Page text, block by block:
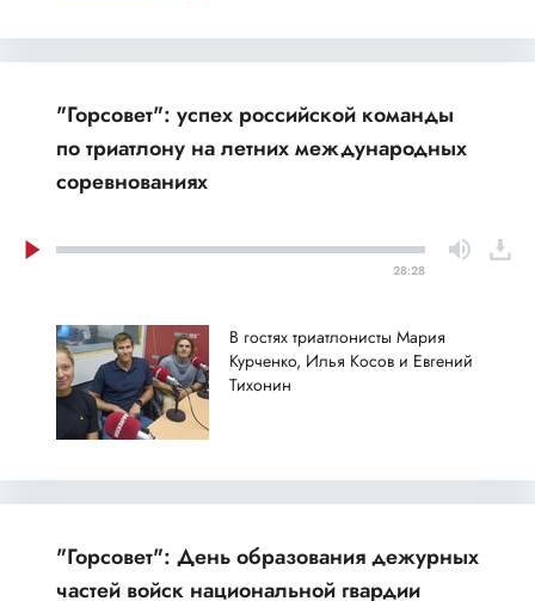
"Горсовет": успех российской команды
по триатлону на летних международных
соревнованиях
28:28
В гостях триатлонисты Мария
Курченко, Илья Косов и Евгений
Тихонин
"Горсовет": День образования дежурных
частей войск национальной гвардии